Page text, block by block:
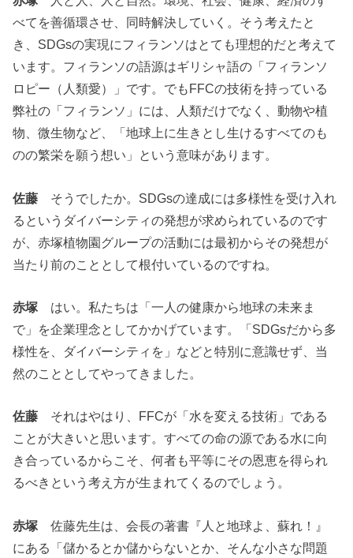
べてを善循環させ、同時解決していく。そう考えたと
き、SDGsの実現にフィランソはとても理想的だと考えて
います。フィランソの語源はギリシャ語の「フィランソ
ロピー（人類愛）」です。でもFFCの技術を持っている
弊社の「フィランソ」には、人類だけでなく、動物や植
物、微生物など、「地球上に生きとし生けるすべてのも
のの繁栄を願う想い」という意味があります。
佐藤 そうでしたか。SDGsの達成には多様性を受け入れ
るというダイバーシティの発想が求められているのです
が、赤塚植物園グループの活動には最初からその発想が
当たり前のこととして根付いているのですね。
赤塚 はい。私たちは「一人の健康から地球の未来ま
で」を企業理念としてかかげています。「SDGsだから多
様性を、ダイバーシティを」などと特別に意識せず、当
然のこととしてやってきました。
佐藤 それはやはり、FFCが「水を変える技術」である
ことが大きいと思います。すべての命の源である水に向
き合っているからこそ、何者も平等にその恩恵を得られ
るべきという考え方が生まれてくるのでしょう。
赤塚 佐藤先生は、会長の著書『人と地球よ、蘇れ！』
にある「儲かるとか儲からないとか、そんな小さな問題